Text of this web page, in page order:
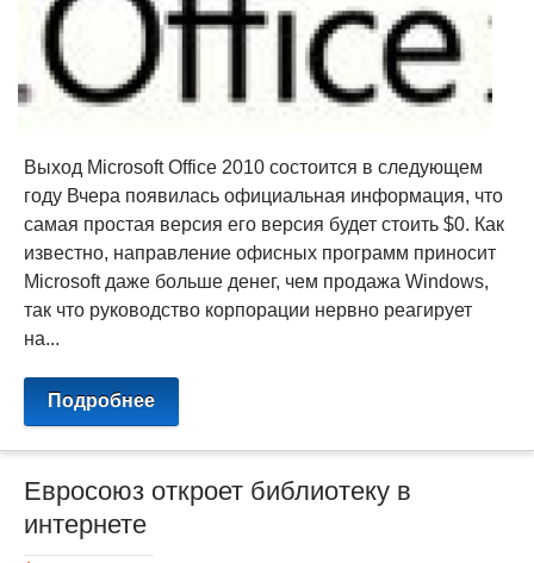
Выход Microsoft Office 2010 состоится в следующем
году Вчера появилась официальная информация, что
самая простая версия его версия будет стоить $0. Как
известно, направление офисных программ приносит
Microsoft даже больше денег, чем продажа Windows,
так что руководство корпорации нервно реагирует
на...
Подробнее
Евросоюз откроет библиотеку в
интернете